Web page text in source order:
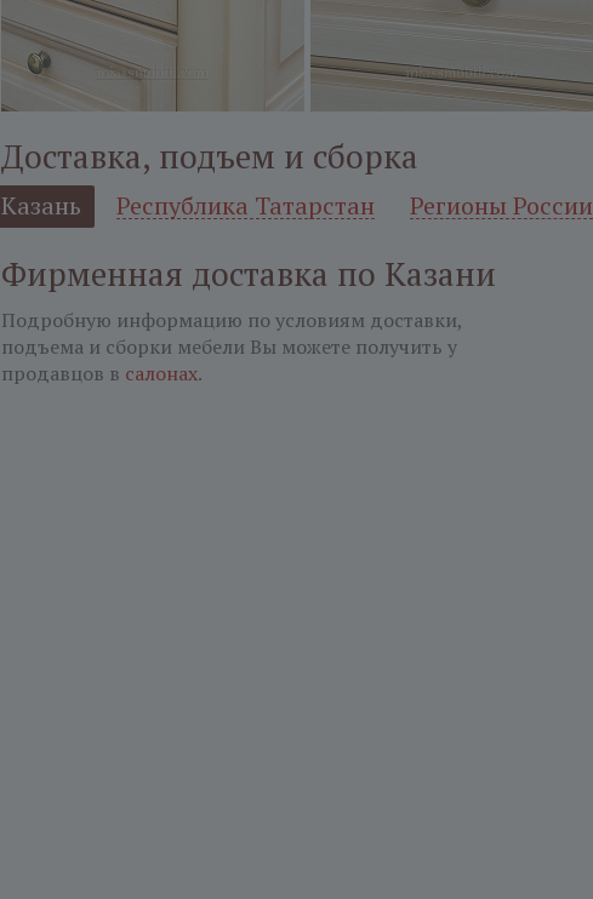
Доставка, подъем и сборка
Казань Республика Татарстан Регионы России
Фирменная доставка по Казани
Подробную информацию по условиям доставки,
подъема и сборки мебели Вы можете получить у
продавцов в салонах.